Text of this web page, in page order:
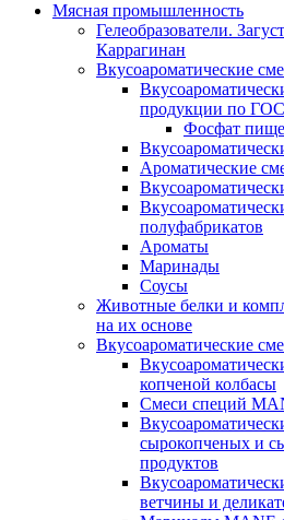
Мясная промышленность
Гелеобразователи.
Каррагинан
Вкусоароматические
продукции по
Фосфат
Ароматические
полуфабрикатов
Ароматы
Маринады
Соусы
Животные белки и
на их основе
Вкусоароматические
копченой колбасы
Смеси специй
сырокопченых и
продуктов
ветчины и